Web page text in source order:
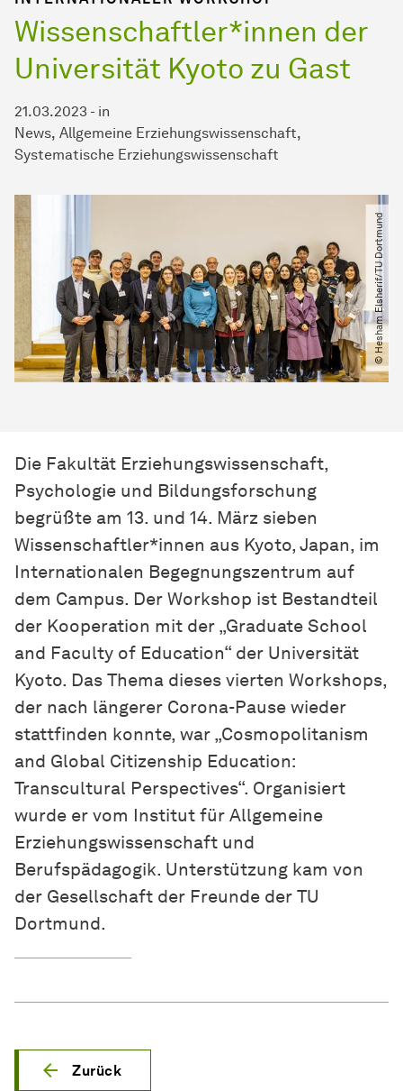
Wissenschaftler*innen der
Universität Kyoto zu Gast
21.03.2023 - in
News Allgemeine Erziehungswissenschaft
Systematische Erziehungswissenschaft
© Hesham Elsherif​/​TU Dortmund
Die Fakultät Erziehungswissenschaft,
Psychologie und Bildungsforschung
begrüßte am 13. und 14. März sieben
Wissenschaftler*innen aus Kyoto, Japan, im
Internationalen Begegnungszentrum auf
dem Campus. Der Workshop ist Bestandteil
der Kooperation mit der „Graduate School
and Faculty of Education“ der Universität
Kyoto. Das Thema dieses vierten Workshops,
der nach längerer Corona-Pause wieder
stattfinden konnte, war „Cosmopolitanism
and Global Citizenship Education:
Transcultural Perspectives“. Organisiert
wurde er vom Institut für Allgemeine
Erziehungswissenschaft und
Berufspädagogik. Unterstützung kam von
der Gesellschaft der Freunde der TU
Dortmund.
Zurück